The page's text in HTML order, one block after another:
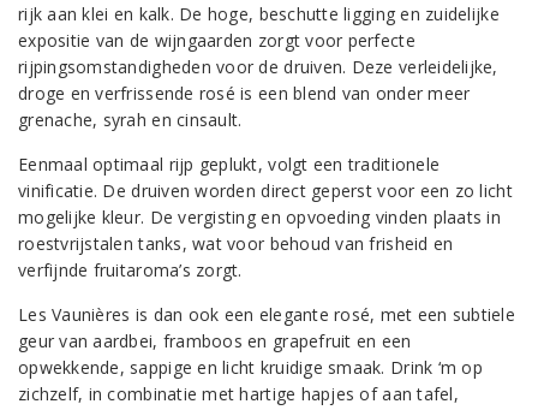
rijk aan klei en kalk. De hoge, beschutte ligging en zuidelijke
expositie van de wijngaarden zorgt voor perfecte
rijpingsomstandigheden voor de druiven. Deze verleidelijke,
droge en verfrissende rosé is een blend van onder meer
grenache, syrah en cinsault.
Eenmaal optimaal rijp geplukt, volgt een traditionele
vinificatie. De druiven worden direct geperst voor een zo licht
mogelijke kleur. De vergisting en opvoeding vinden plaats in
roestvrijstalen tanks, wat voor behoud van frisheid en
verfijnde fruitaroma’s zorgt.
Les Vaunières is dan ook een elegante rosé, met een subtiele
geur van aardbei, framboos en grapefruit en een
opwekkende, sappige en licht kruidige smaak. Drink ‘m op
zichzelf, in combinatie met hartige hapjes of aan tafel,